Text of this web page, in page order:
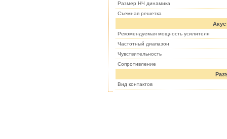
Размер НЧ динамика
Съемная решетка
Рекомендуемая мощность усилителя
Частотный диапазон
Чувствительность
Cопротивление
Вид контактов